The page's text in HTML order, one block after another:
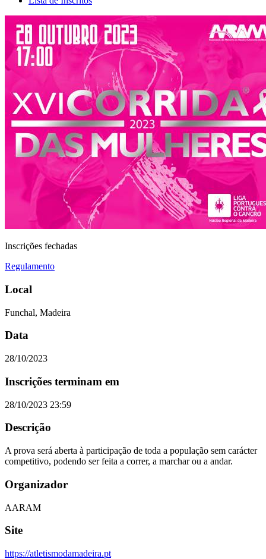
Inscrições fechadas
Regulamento
Local
Funchal, Madeira
Data
28/10/2023
Inscrições terminam em
28/10/2023 23:59
Descrição
A prova será aberta à participação de toda a população sem carácter
competitivo, podendo ser feita a correr, a marchar ou a andar.
Organizador
AARAM
Site
https://atletismodamadeira.pt